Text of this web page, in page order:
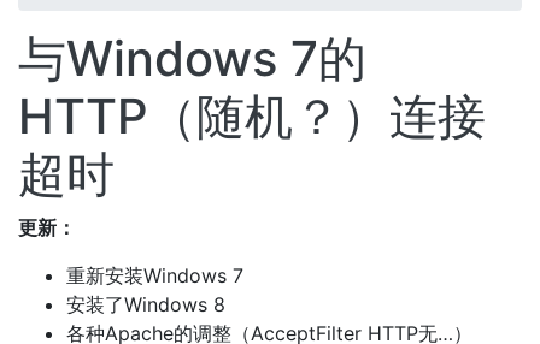
与Windows 7的
HTTP（随机？）连接
超时
更新：
重新安装Windows 7
安装了Windows 8
各种Apache的调整（AcceptFilter HTTP无…）